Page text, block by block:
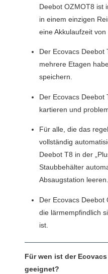
Deebot OZMOT8 ist
in einem einzigen
eine Akkulaufzeit von
Der Ecovacs Deebot
mehrere Etagen
speichern.
Der Ecovacs Deebot
kartieren und
Für alle, die das
vollständig
Deebot T8 in der
Staubbehälter
Absaugstation leeren.
Der Ecovacs Deebot
die lärmempfindlich
ist.
Für wen ist der
geeignet?